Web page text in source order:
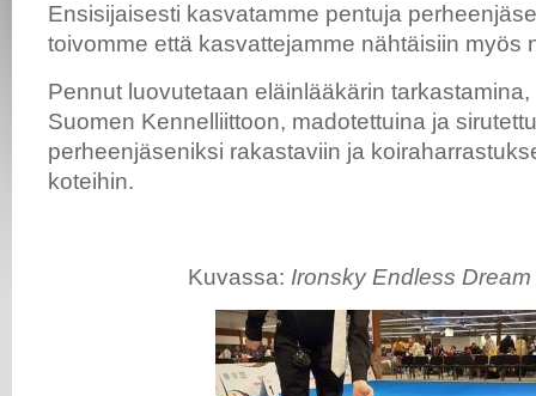
Ensisijaisesti kasvatamme pentuja
toivomme että kasvattejamme nähtäisiin myös
Pennut luovutetaan eläinlääkärin
Suomen Kennelliittoon, madotettuina ja
perheenjäseniksi rakastaviin ja
koteihin.
Kuvassa: Ironsky Endless Dream